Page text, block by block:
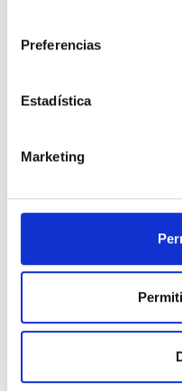
Preferencias
Estadística
Marketing
1.2 MPI N Line
Precio al
Ver ficha